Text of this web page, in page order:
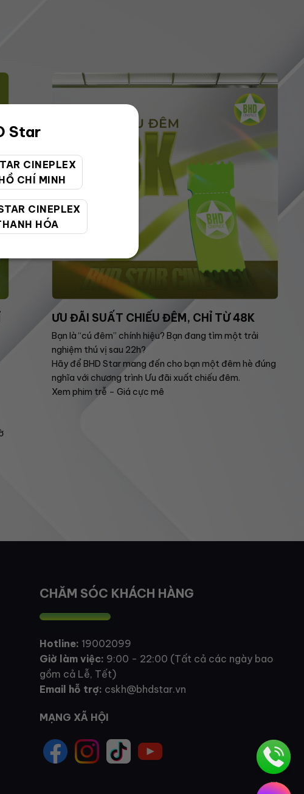
Star
CINEPLEX
CHÍ MINH
CINEPLEX
HÓA
ƯU ĐÃI SUẤT CHIẾU ĐÊM, CHỈ TỪ 48K
Bạn là “cú đêm” chính hiệu? Bạn đang tìm một trải
nghiệm thú vị sau 22h?
Hãy để BHD Star mang đến cho bạn một đêm hè đúng
nghĩa với chương trình Ưu đãi xuất chiếu đêm.
Xem phim trễ – Giá cực mê
CHĂM SÓC KHÁCH HÀNG
Hotline: 19002099
Giờ làm việc: 9:00 - 22:00 (Tất cả các ngày bao
gồm cả Lễ, Tết)
Email hỗ trợ: cskh@bhdstar.vn
MẠNG XÃ HỘI